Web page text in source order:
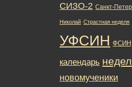
СИЗО-2 Санкт-
Николай Страстная неделя
УФСИН ФСИН
календарь
новомученики